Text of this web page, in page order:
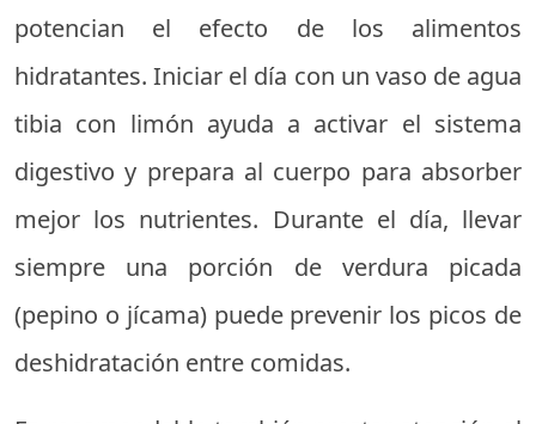
potencian el efecto de los alimentos
hidratantes. Iniciar el día con un vaso de agua
tibia con limón ayuda a activar el sistema
digestivo y prepara al cuerpo para absorber
mejor los nutrientes. Durante el día, llevar
siempre una porción de verdura picada
(pepino o jícama) puede prevenir los picos de
deshidratación entre comidas.